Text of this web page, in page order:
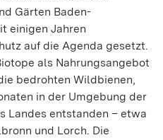
Gärten Baden-
einigen Jahren
auf die Agenda gesetzt.
als Nahrungsangebot
bedrohten Wildbienen,
in der Umgebung der
Landes entstanden – etwa
und Lorch. Die